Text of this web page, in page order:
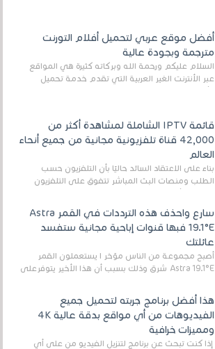
أفضل موقع عربي لتحميل أفلام التورنت
مترجمة وبجودة عالية
السلام عليكم ورحمة الله وبركاته كثيرة هي المواقع
عبر الأنترنت الغير العربية التي تقدم خدمة تحميل
الأفلام على التورنت ، ومعظم هذه المواقع ل...
قائمة IPTV الشاملة لمشاهدة أكثر من
42,000 قناة تلفزيونية مجانية من جميع أنحاء
العالم
بناءً على الاعتقاد السائد حاليًا بأن التلفزيون حسب
الطلب ومنصات البث المباشر تتفوق على التلفزيون
الرقمي الأرضي التقليدي، يُعدّ IPTV-org خيار...
سارع واحذف هذه الترددات في القمر Astra
19.1°E فبها قنوات إباحية مجانية ستفسد
عائلتك
أصبح مجموعة من الناس مؤخر ا يستعملون القمر
Astra 19.1°E شرق وذلك بسبب أن هذا الأخير يتوفرعلى
هذا أفضل برنامج جربته لتحميل جميع
الفيديوهات من أي مواقع بدقة عالية 4K
ومميزات خرافية
إذا كنت تبحث عن برنامج لتنزيل الفيديو من على أي